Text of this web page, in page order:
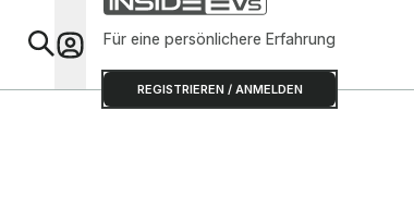
Für eine persönlichere Erfahrung
REGISTRIEREN / ANMELDEN